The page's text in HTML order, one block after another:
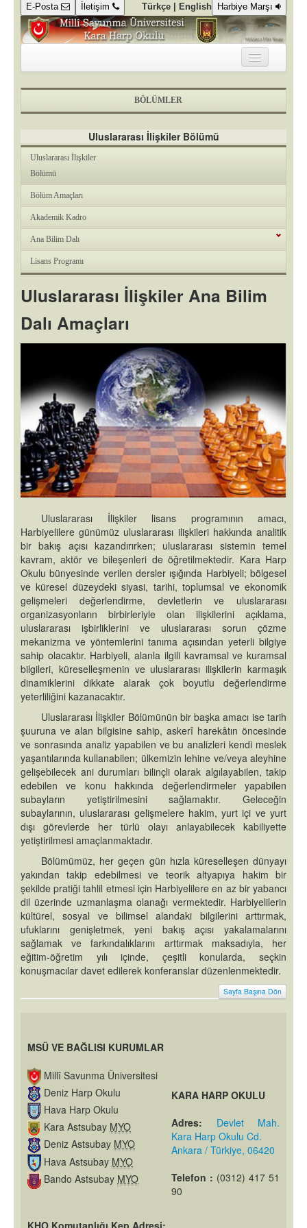
E-Posta İletişim Harbiye Marşı
English
Türkçe |
KOMUTANLIK
GALERİ
KÜTÜPHANE
KAMPÜSTE YAŞAM
ÖĞRENCİ ALIM SÜREÇLERİ
BÖLÜMLER
Uluslararası İlişkiler Bölümü
Uluslararası İlişkiler
Bölümü
Bölüm Amaçları
Akademik Kadro
Ana Bilim Dalı
Lisans Programı
Uluslararası İlişkiler Ana Bilim
Dalı Amaçları
Uluslararası İlişkiler lisans programının amacı,
Harbiyelilere günümüz uluslararası ilişkileri hakkında analitik
bir bakış açısı kazandırırken; uluslararası sistemin temel
kavram, aktör ve bileşenleri de öğretilmektedir. Kara Harp
Okulu bünyesinde verilen dersler ışığında Harbiyeli; bölgesel
ve küresel düzeydeki siyasi, tarihi, toplumsal ve ekonomik
gelişmeleri değerlendirme, devletlerin ve uluslararası
organizasyonların birbirleriyle olan ilişkilerini açıklama,
uluslararası işbirliklerini ve uluslararası sorun çözme
mekanizma ve yöntemlerini tanıma açısından yeterli bilgiye
sahip olacaktır. Harbiyeli, alanla ilgili kavramsal ve kuramsal
bilgileri, küreselleşmenin ve uluslararası ilişkilerin karmaşık
dinamiklerini dikkate alarak çok boyutlu değerlendirme
yeterliliğini kazanacaktır.
Uluslararası İlişkiler Bölümünün bir başka amacı ise tarih
şuuruna ve alan bilgisine sahip, askerî harekâtın öncesinde
ve sonrasında analiz yapabilen ve bu analizleri kendi meslek
yaşantılarında kullanabilen; ülkemizin lehine ve/veya aleyhine
gelişebilecek ani durumları bilinçli olarak algılayabilen, takip
edebilen ve konu hakkında değerlendirmeler yapabilen
subayların yetiştirilmesini sağlamaktır. Geleceğin
subaylarının, uluslararası gelişmelere hakim, yurt içi ve yurt
dışı görevlerde her türlü olayı anlayabilecek kabiliyette
yetiştirilmesi amaçlanmaktadır.
Bölümümüz, her geçen gün hızla küreselleşen dünyayı
yakından takip edebilmesi ve teorik altyapıya hakim bir
şekilde pratiği tahlil etmesi için Harbiyelilere en az bir yabancı
dil üzerinde uzmanlaşma olanağı vermektedir. Harbiyelilerin
kültürel, sosyal ve bilimsel alandaki bilgilerini arttırmak,
ufuklarını genişletmek, yeni bakış açısı yakalamalarını
sağlamak ve farkındalıklarını arttırmak maksadıyla, her
eğitim-öğretim yılı içinde, çeşitli konularda, seçkin
konuşmacılar davet edilerek konferanslar düzenlenmektedir.
Sayfa Başına Dön
MSÜ VE BAĞLISI KURUMLAR
Millî Savunma Üniversitesi
Deniz Harp Okulu
Hava Harp Okulu
Kara Astsubay MYO
Deniz Astsubay MYO
Hava Astsubay MYO
Bando Astsubay MYO
KARA HARP OKULU
Adres:
Devlet Mah.
Kara Harp Okulu Cd.
Ankara / Türkiye, 06420
Telefon : (0312) 417 51
90